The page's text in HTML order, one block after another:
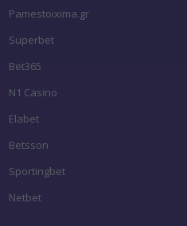
Pamestoixima.gr
Superbet
Bet365
N1 Casino
Elabet
Betsson
Sportingbet
Netbet